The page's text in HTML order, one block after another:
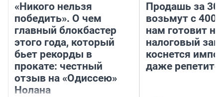
«Никого нельзя
победить». О чем
главный блокбастер
этого года, который
бьет рекорды в
прокате: честный
отзыв на «Одиссею»
Нолана
Продашь за
возьмут с
нам готовит
налоговый
коснется
даже